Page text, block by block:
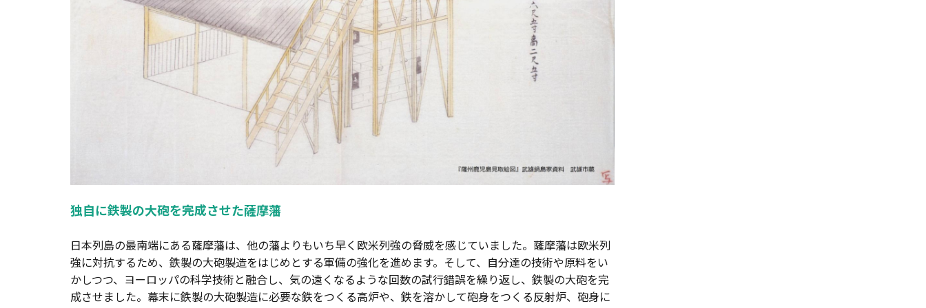
独自に鉄製の大砲を完成させた薩摩藩
日本列島の最南端にある薩摩藩は、他の藩よりもいち早く欧米列強の脅威を感じていました。薩摩藩は欧米列
強に対抗するため、鉄製の大砲製造をはじめとする軍備の強化を進めます。そして、自分達の技術や原料をい
かしつつ、ヨーロッパの科学技術と融合し、気の遠くなるような回数の試行錯誤を繰り返し、鉄製の大砲を完
成させました。幕末に鉄製の大砲製造に必要な鉄をつくる高炉や、鉄を溶かして砲身をつくる反射炉、砲身に